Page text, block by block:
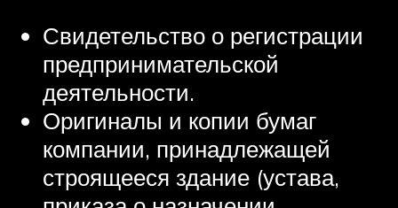
Свидетельство о регистрации
предпринимательской
деятельности.
Оригиналы и копии бумаг
компании, принадлежащей
строящееся здание (устава,